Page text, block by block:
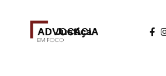
Justiça